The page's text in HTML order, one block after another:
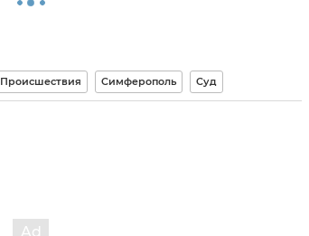
Происшествия Симферополь Суд